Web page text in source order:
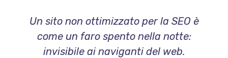
Un sito non ottimizzato per la SEO è
come un faro spento nella notte:
invisibile ai naviganti del web.